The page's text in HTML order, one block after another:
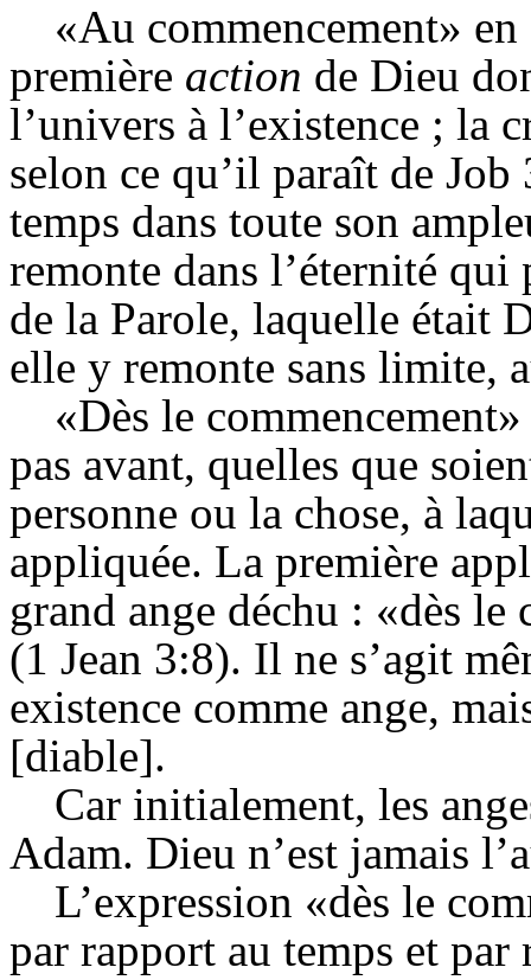
«Au commencement»
première action de Dieu
l’univers à l’existence ; la
selon ce qu’il paraît de
temps dans toute son
remonte dans l’éternité
de la Parole, laquelle était
elle y remonte sans limite,
«Dès le
pas avant, quelles que
personne ou la chose, à
appliquée. La première
grand ange déchu : «dès
(1 Jean 3:8). Il ne s’agit
existence comme ange,
[diable].
Car initialement, les
Adam. Dieu n’est jamais
L’expression «dès le
par rapport au temps et